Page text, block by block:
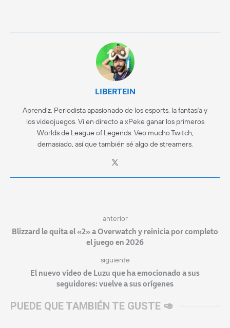
LIBERTEIN
Aprendiz. Periodista apasionado de los esports, la fantasía y
los videojuegos. Vi en directo a xPeke ganar los primeros
Worlds de League of Legends. Veo mucho Twitch,
demasiado, así que también sé algo de streamers.
anterior
Blizzard le quita el «2» a Overwatch y reinicia por completo
el juego en 2026
siguiente
El nuevo vídeo de Luzu que ha emocionado a sus
seguidores: vuelve a sus orígenes
PUEDE QUE TAMBIÉN TE GUSTE 🥑